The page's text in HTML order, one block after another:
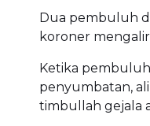
Dua pembuluh
koroner
Ketika
penyumbatan,
timbullah gejala